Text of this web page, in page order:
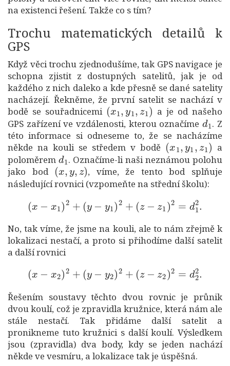
na existenci řešení. Takže co s tím?
Trochu matematických detailů k
GPS
Když věci trochu zjednodušíme, tak GPS navigace je
schopna zjistit z dostupných satelitů, jak je od
každého z nich daleko a kde přesně se dané satelity
nacházejí. Řekněme, že první satelit se nachází v
bodě se souřadnicemi
(x1,y1 z1)
a je od našeho
GPS zařízení ve vzdálenosti, kterou označíme
d1
. Z
této informace si odneseme to, že se nacházíme
někde na kouli se středem v bodě
(x 1,y1,z1)
a
poloměrem
d1
. Označíme-li naši neznámou polohu
jako bod
(x,y ,z)
, víme, že tento bod splňuje
následující rovnici (vzpomeňte na střední školu):
x1 2 +( )2+ ( − =d1
No, tak víme, že jsme na kouli, ale to nám zřejmě k
lokalizaci nestačí, a proto si přihodíme další satelit
a další rovnici
x2 2 +( )2+ ( − =d2
Řešením soustavy těchto dvou rovnic je průnik
dvou koulí, což je zpravidla kružnice, která nám ale
stále nestačí. Tak přidáme další satelit a
pronikneme tuto kružnici s další koulí. Výsledkem
jsou (zpravidla) dva body, kdy se jeden nachází
někde ve vesmíru, a lokalizace tak je úspěšná.